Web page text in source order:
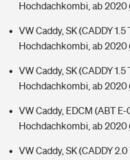
Hochdachkombi, ab 2020
VW Caddy, SK (CADDY 1.5
Hochdachkombi, ab 2020
VW Caddy, SK (CADDY 1.5
Hochdachkombi, ab 2020
VW Caddy, EDCM (ABT
Hochdachkombi, ab 2020
VW Caddy, SK (CADDY